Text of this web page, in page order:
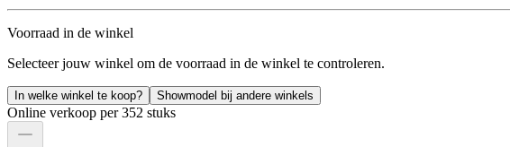
Voorraad in de winkel
Selecteer jouw winkel om de voorraad in de winkel te controleren.
In welke winkel te koop? Showmodel bij andere winkels
Online verkoop per 352 stuks